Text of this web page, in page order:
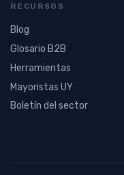
RECURSOS
Blog
Glosario B2B
Herramientas
Mayoristas UY
Boletín del sector